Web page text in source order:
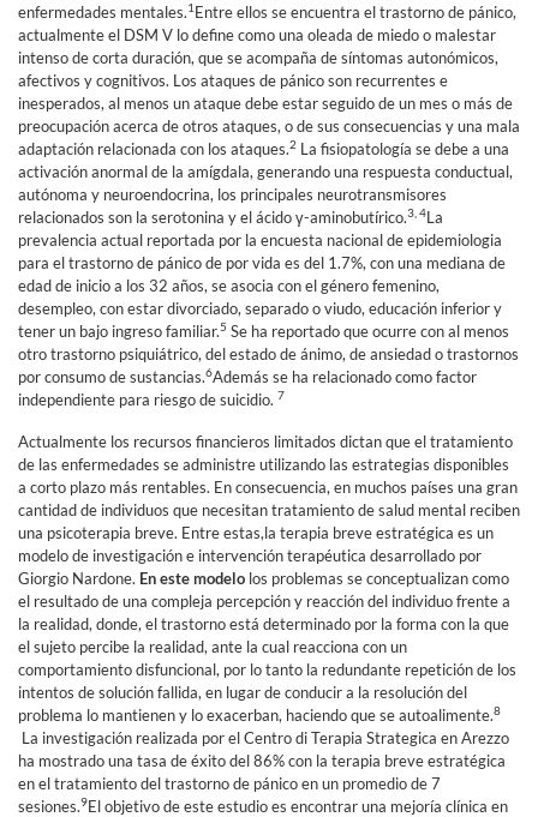
enfermedades mentales.1 Entre ellos se encuentra el trastorno de pánico,
actualmente el DSM V lo define como una oleada de miedo o malestar
intenso de corta duración, que se acompaña de síntomas autonómicos,
afectivos y cognitivos. Los ataques de pánico son recurrentes e
inesperados, al menos un ataque debe estar seguido de un mes o más de
preocupación acerca de otros ataques, o de sus consecuencias y una mala
adaptación relacionada con los ataques.2 La fisiopatología se debe a una
activación anormal de la amígdala, generando una respuesta conductual,
autónoma y neuroendocrina, los principales neurotransmisores
relacionados son la serotonina y el ácido γ-aminobutírico.3, 4La
prevalencia actual reportada por la encuesta nacional de epidemiologia
para el trastorno de pánico de por vida es del 1.7%, con una mediana de
edad de inicio a los 32 años, se asocia con el género femenino,
desempleo, con estar divorciado, separado o viudo, educación inferior y
tener un bajo ingreso familiar.5 Se ha reportado que ocurre con al menos
otro trastorno psiquiátrico, del estado de ánimo, de ansiedad o trastornos
por consumo de sustancias.6Además se ha relacionado como factor
independiente para riesgo de suicidio. 7
Actualmente los recursos financieros limitados dictan que el tratamiento
de las enfermedades se administre utilizando las estrategias disponibles
a corto plazo más rentables. En consecuencia, en muchos países una gran
cantidad de individuos que necesitan tratamiento de salud mental reciben
una psicoterapia breve. Entre estas,la terapia breve estratégica es un
modelo de investigación e intervención terapéutica desarrollado por
Giorgio Nardone. En este modelo los problemas se conceptualizan como
el resultado de una compleja percepción y reacción del individuo frente a
la realidad, donde, el trastorno está determinado por la forma con la que
el sujeto percibe la realidad, ante la cual reacciona con un
comportamiento disfuncional, por lo tanto la redundante repetición de los
intentos de solución fallida, en lugar de conducir a la resolución del
problema lo mantienen y lo exacerban, haciendo que se autoalimente.8
La investigación realizada por el Centro di Terapia Strategica en Arezzo
ha mostrado una tasa de éxito del 86% con la terapia breve estratégica
en el tratamiento del trastorno de pánico en un promedio de 7
sesiones.9El objetivo de este estudio es encontrar una mejoría clínica en